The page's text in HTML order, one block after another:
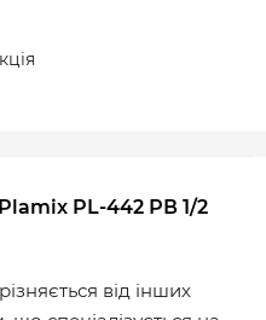
PL-442 РВ 1/2
від інших